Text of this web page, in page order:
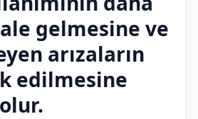
gelmesine ve
arızaların
edilmesine